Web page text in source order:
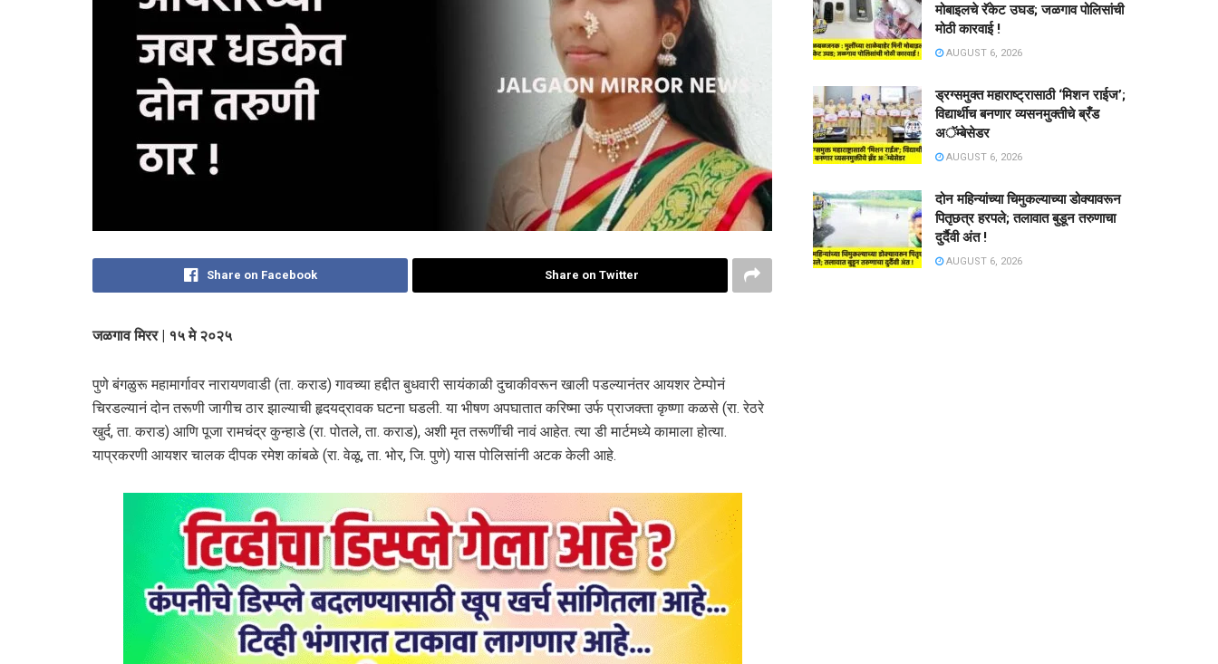
Share on Facebook Share on Twitter
जळगाव मिरर | १५ मे २०२५
पुणे बंगळुरू महामार्गावर नारायणवाडी (ता. कराड) गावच्या हद्दीत बुधवारी सायंकाळी दुचाकीवरून खाली पडल्यानंतर आयशर टेम्पोनं
चिरडल्यानं दोन तरूणी जागीच ठार झाल्याची हृदयद्रावक घटना घडली. या भीषण अपघातात करिष्मा उर्फ प्राजक्ता कृष्णा कळसे (रा. रेठरे
खुर्द, ता. कराड) आणि पूजा रामचंद्र कुन्हाडे (रा. पोतले, ता. कराड), अशी मृत तरूणींची नावं आहेत. त्या डी मार्टमध्ये कामाला होत्या.
याप्रकरणी आयशर चालक दीपक रमेश कांबळे (रा. वेळू, ता. भोर, जि. पुणे) यास पोलिसांनी अटक केली आहे.
मोबाइलचे रॅकेट उघड; जळगाव पोलिसांची
मोठी कारवाई !
AUGUST 6, 2026
ड्रग्समुक्त महाराष्ट्रासाठी ‘मिशन राईज’;
विद्यार्थीच बनणार व्यसनमुक्तीचे ब्रँड
अॅम्बेसेडर
AUGUST 6, 2026
दोन महिन्यांच्या चिमुकल्याच्या डोक्यावरून
पितृछत्र हरपले; तलावात बुडून तरुणाचा
दुर्दैवी अंत !
AUGUST 6, 2026